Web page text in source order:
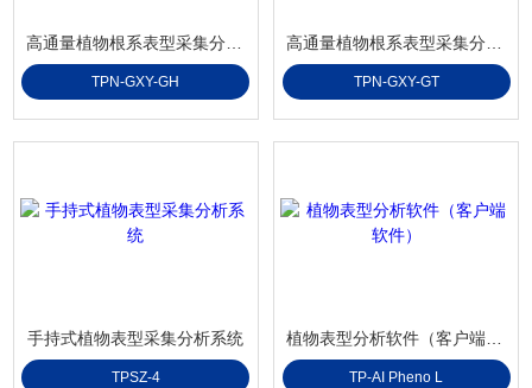
TPN-GXY-GH TPN-GXY-GT
手持式植物表型采集分析系统
TPSZ-4 TP-AI Pheno L